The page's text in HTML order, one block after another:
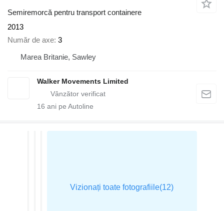
Semiremorcă pentru transport containere
2013
Număr de axe 3
Marea Britanie, Sawley
Walker Movements Limited
16 ani pe Autoline